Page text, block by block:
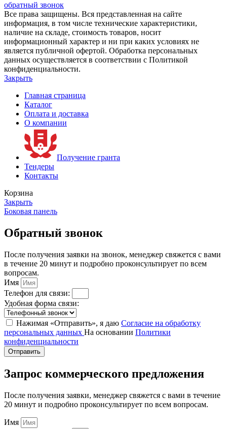
обратный звонок
Все права защищены. Вся представленная на сайте
информация, в том числе технические характеристики,
наличие на складе, стоимость товаров, носит
информационный характер и ни при каких условиях не
является публичной офертой. Обработка персональных
данных осуществляется в соответствии с Политикой
конфиденциальности.
Закрыть
Главная страница
Каталог
Оплата и доставка
О компании
Получение гранта
Тендеры
Контакты
Корзина
Закрыть
Боковая панель
Обратный звонок
После получения заявки на звонок, менеджер свяжется с вами
в течение 20 минут и подробно проконсультирует по всем
вопросам.
Имя
Телефон для связи:
Удобная форма связи:
Нажимая «Отправить», я даю Согласие на обработку
персональных данных На основании Политики
конфиденциальности
Отправить
Запрос коммерческого предложения
После получения заявки, менеджер свяжется с вами в течение
20 минут и подробно проконсультирует по всем вопросам.
Имя